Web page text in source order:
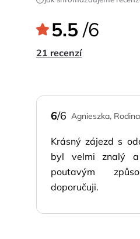
5.5 /6
21 recenzí
6/6 Agnieszka, Rodina
Krásný zájezd s
byl velmi znalý
poutavým
doporučuji.